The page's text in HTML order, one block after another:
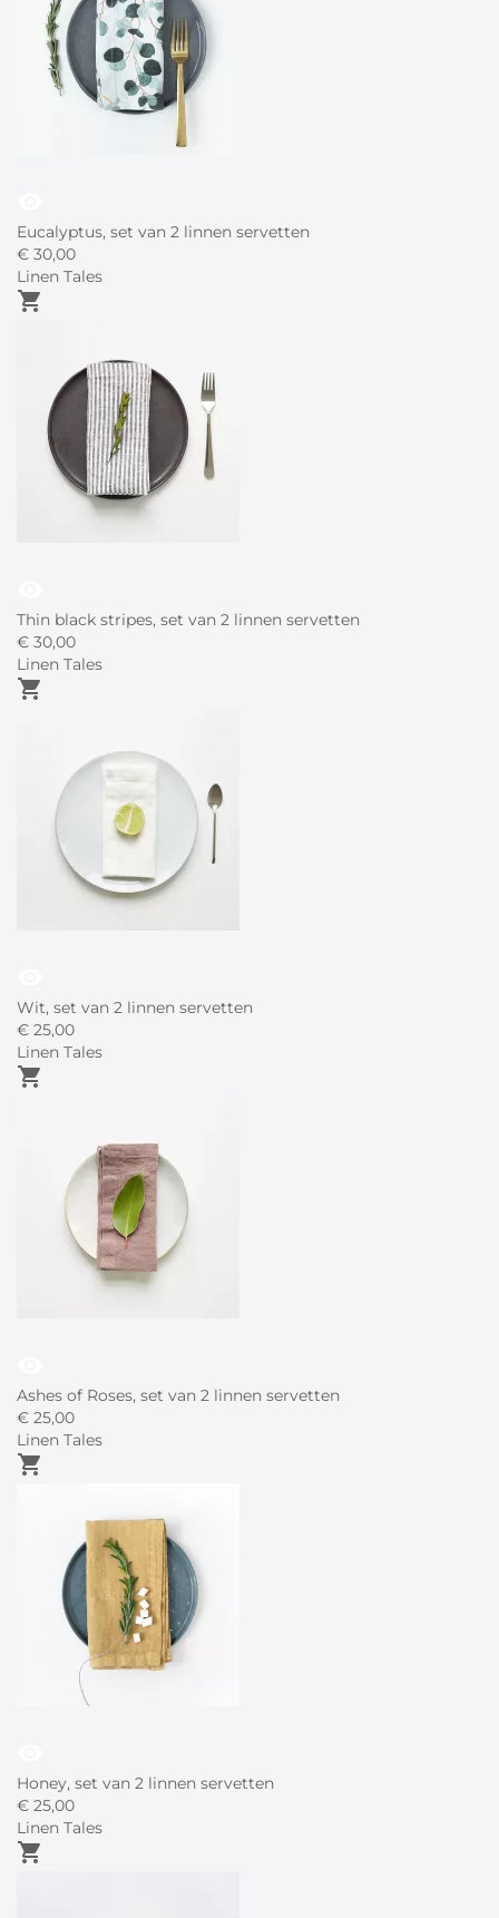
Eucalyptus, set van 2 linnen servetten
€ 30,00
Linen Tales
shopping_cart
Thin black stripes, set van 2 linnen servetten
€ 30,00
Linen Tales
shopping_cart
Wit, set van 2 linnen servetten
€ 25,00
Linen Tales
shopping_cart
Ashes of Roses, set van 2 linnen servetten
€ 25,00
Linen Tales
shopping_cart
Honey, set van 2 linnen servetten
€ 25,00
Linen Tales
shopping_cart